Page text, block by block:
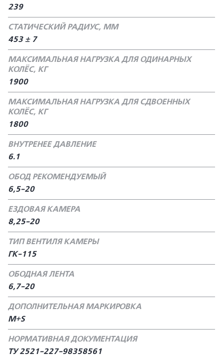
239
СТАТИЧЕСКИЙ РАДИУС, ММ
453 ± 7
МАКСИМАЛЬНАЯ НАГРУЗКА ДЛЯ ОДИНАРНЫХ
КОЛЁС, КГ
1900
МАКСИМАЛЬНАЯ НАГРУЗКА ДЛЯ СДВОЕННЫХ
КОЛЁС, КГ
1800
ВНУТРЕНЕЕ ДАВЛЕНИЕ
6.1
ОБОД РЕКОМЕНДУЕМЫЙ
6,5-20
ЕЗДОВАЯ КАМЕРА
8,25-20
ТИП ВЕНТИЛЯ КАМЕРЫ
ГК-115
ОБОДНАЯ ЛЕНТА
6,7-20
ДОПОЛНИТЕЛЬНАЯ МАРКИРОВКА
M+S
НОРМАТИВНАЯ ДОКУМЕНТАЦИЯ
ТУ 2521-227-98358561